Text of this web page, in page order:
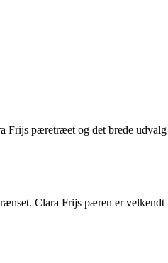
Frijs pæretræet og det brede udvalg
Clara Frijs pæren er velkendt